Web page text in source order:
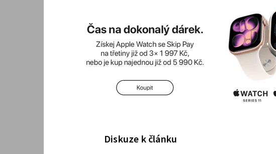
Diskuze k článku